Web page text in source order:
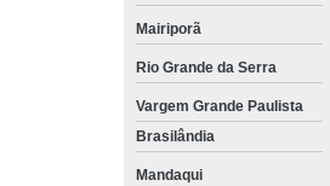
Mairiporã
Rio Grande da Serra
Vargem Grande Paulista
Brasilândia
Mandaqui